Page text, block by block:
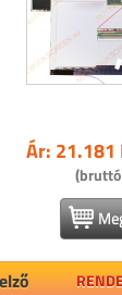
Ár: 21.181